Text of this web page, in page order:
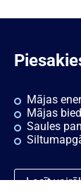
Mājas
Mājas
Saules
Lasīt